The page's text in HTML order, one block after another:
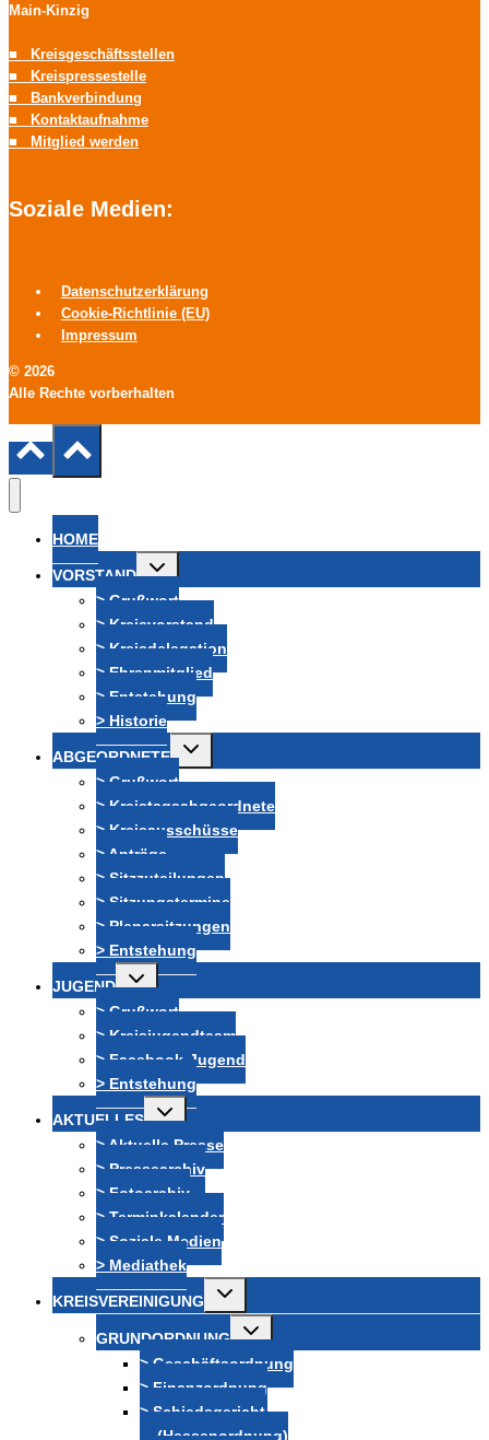
Main-Kinzig
■ Kreisgeschäftsstellen
■ Kreispressestelle
■ Bankverbindung
■ Kontaktaufnahme
■ Mitglied werden
Soziale Medien:
Datenschutzerklärung
Cookie-Richtlinie (EU)
Impressum
© 2026
Alle Rechte vorberhalten
HOME
VORSTAND
Untermenü
umschalten
> Grußwort
> Kreisvorstand
> Kreisdelegation
> Ehrenmitglied
> Entstehung
> Historie
ABGEORDNETE
Untermenü
umschalten
> Grußwort
> Kreistagsabgeordnete
> Kreisausschüsse
> Anträge
> Sitzzuteilungen
> Sitzungstermine
> Plenarsitzungen
> Entstehung
JUGEND
Untermenü
umschalten
> Grußwort
> Kreisjugendteam
> Facebook-Jugend
> Entstehung
AKTUELLES
Untermenü
umschalten
> Aktuelle Presse
> Pressearchiv
> Fotoarchiv
> Terminkalender
> Soziale Medien
> Mediathek
KREISVEREINIGUNG
Untermenü
GRUNDORDNUNG
Untermenü
umschalten
> Geschäftsordnung
> Finanzordnung
> Schiedsgericht
(Hessenordnung)